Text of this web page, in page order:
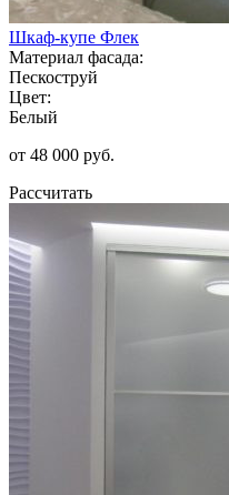
Шкаф-купе Флек
Материал фасада:
Пескоструй
Цвет:
Белый
от 48 000 руб.
Рассчитать